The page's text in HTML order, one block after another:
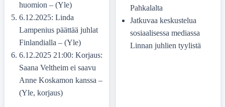
huomion – (Yle)
6.12.2025: Linda
Lampenius päättää juhlat
Finlandialla – (Yle)
6.12.2025 21:00: Korjaus:
Saana Veltheim ei saavu
Anne Koskamon kanssa –
(Yle, korjaus)
Pahkalalta
Jatkuvaa keskustelua
sosiaalisessa mediassa
Linnan juhlien tyylistä